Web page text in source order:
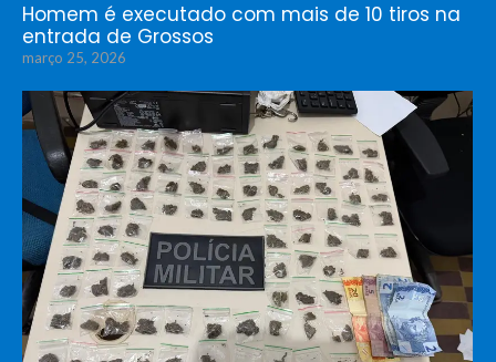
Homem é executado com mais de 10 tiros na
entrada de Grossos
março 25, 2026